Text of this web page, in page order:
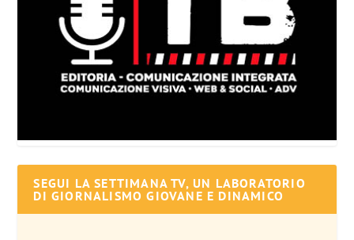
SEGUI LA SETTIMANA TV, UN LABORATORIO
DI GIORNALISMO GIOVANE E DINAMICO